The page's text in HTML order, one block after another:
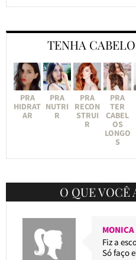
TENHA
PRA
HIDRAT
AR
PRA
NUTRI
R
PRA
RECON
STRUI
R
PRA
TER
CABEL
OS
LONGO
S
O QUE VOCÊ
MONICA
Fiz a
Só faço